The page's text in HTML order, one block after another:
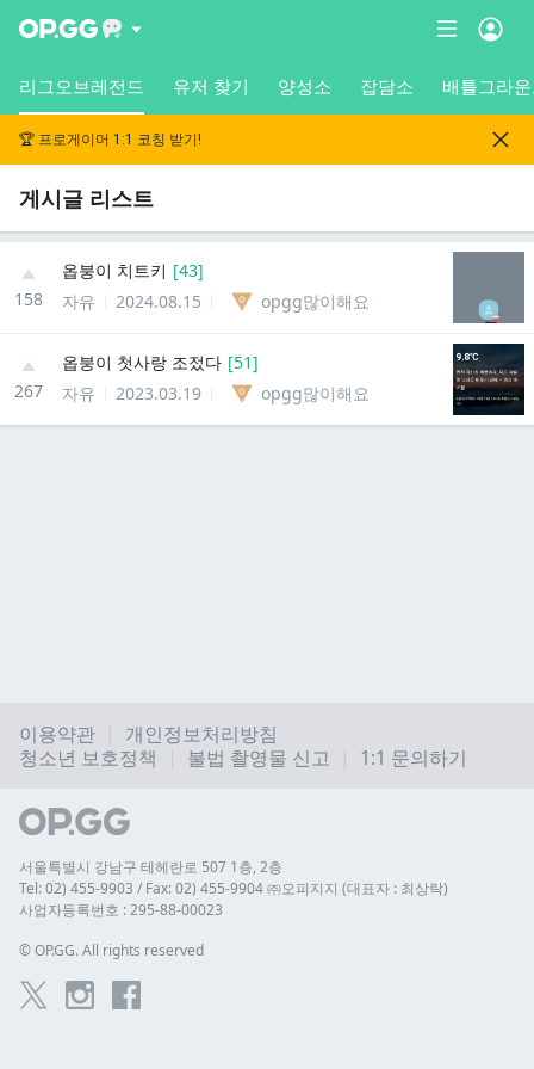
리그오브레전드 유저 찾기 양성소 잡담소 배틀그라
🏆 프로게이머 1:1 코칭 받기!
게시글 리스트
158
옵붕이 치트키 [43]
자유
2024.08.15 opgg많이해요
267
옵붕이 첫사랑 조젔다 [51]
자유
2023.03.19 opgg많이해요
이용약관
개인정보처리방침
청소년 보호정책
불법 촬영물 신고 1:1 문의하기
서울특별시 강남구 테헤란로 507 1층, 2층
Tel: 02) 455-9903 / Fax: 02) 455-9904 ㈜오피지지 (대표자 : 최상락)
사업자등록번호 : 295-88-00023
© OP.GG. All rights reserved